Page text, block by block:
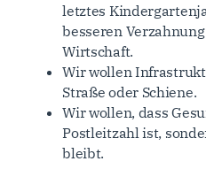
letztes
besseren
Wirtschaft.
Wir wollen
Straße oder Schiene.
Wir wollen, dass
Postleitzahl ist,
bleibt.